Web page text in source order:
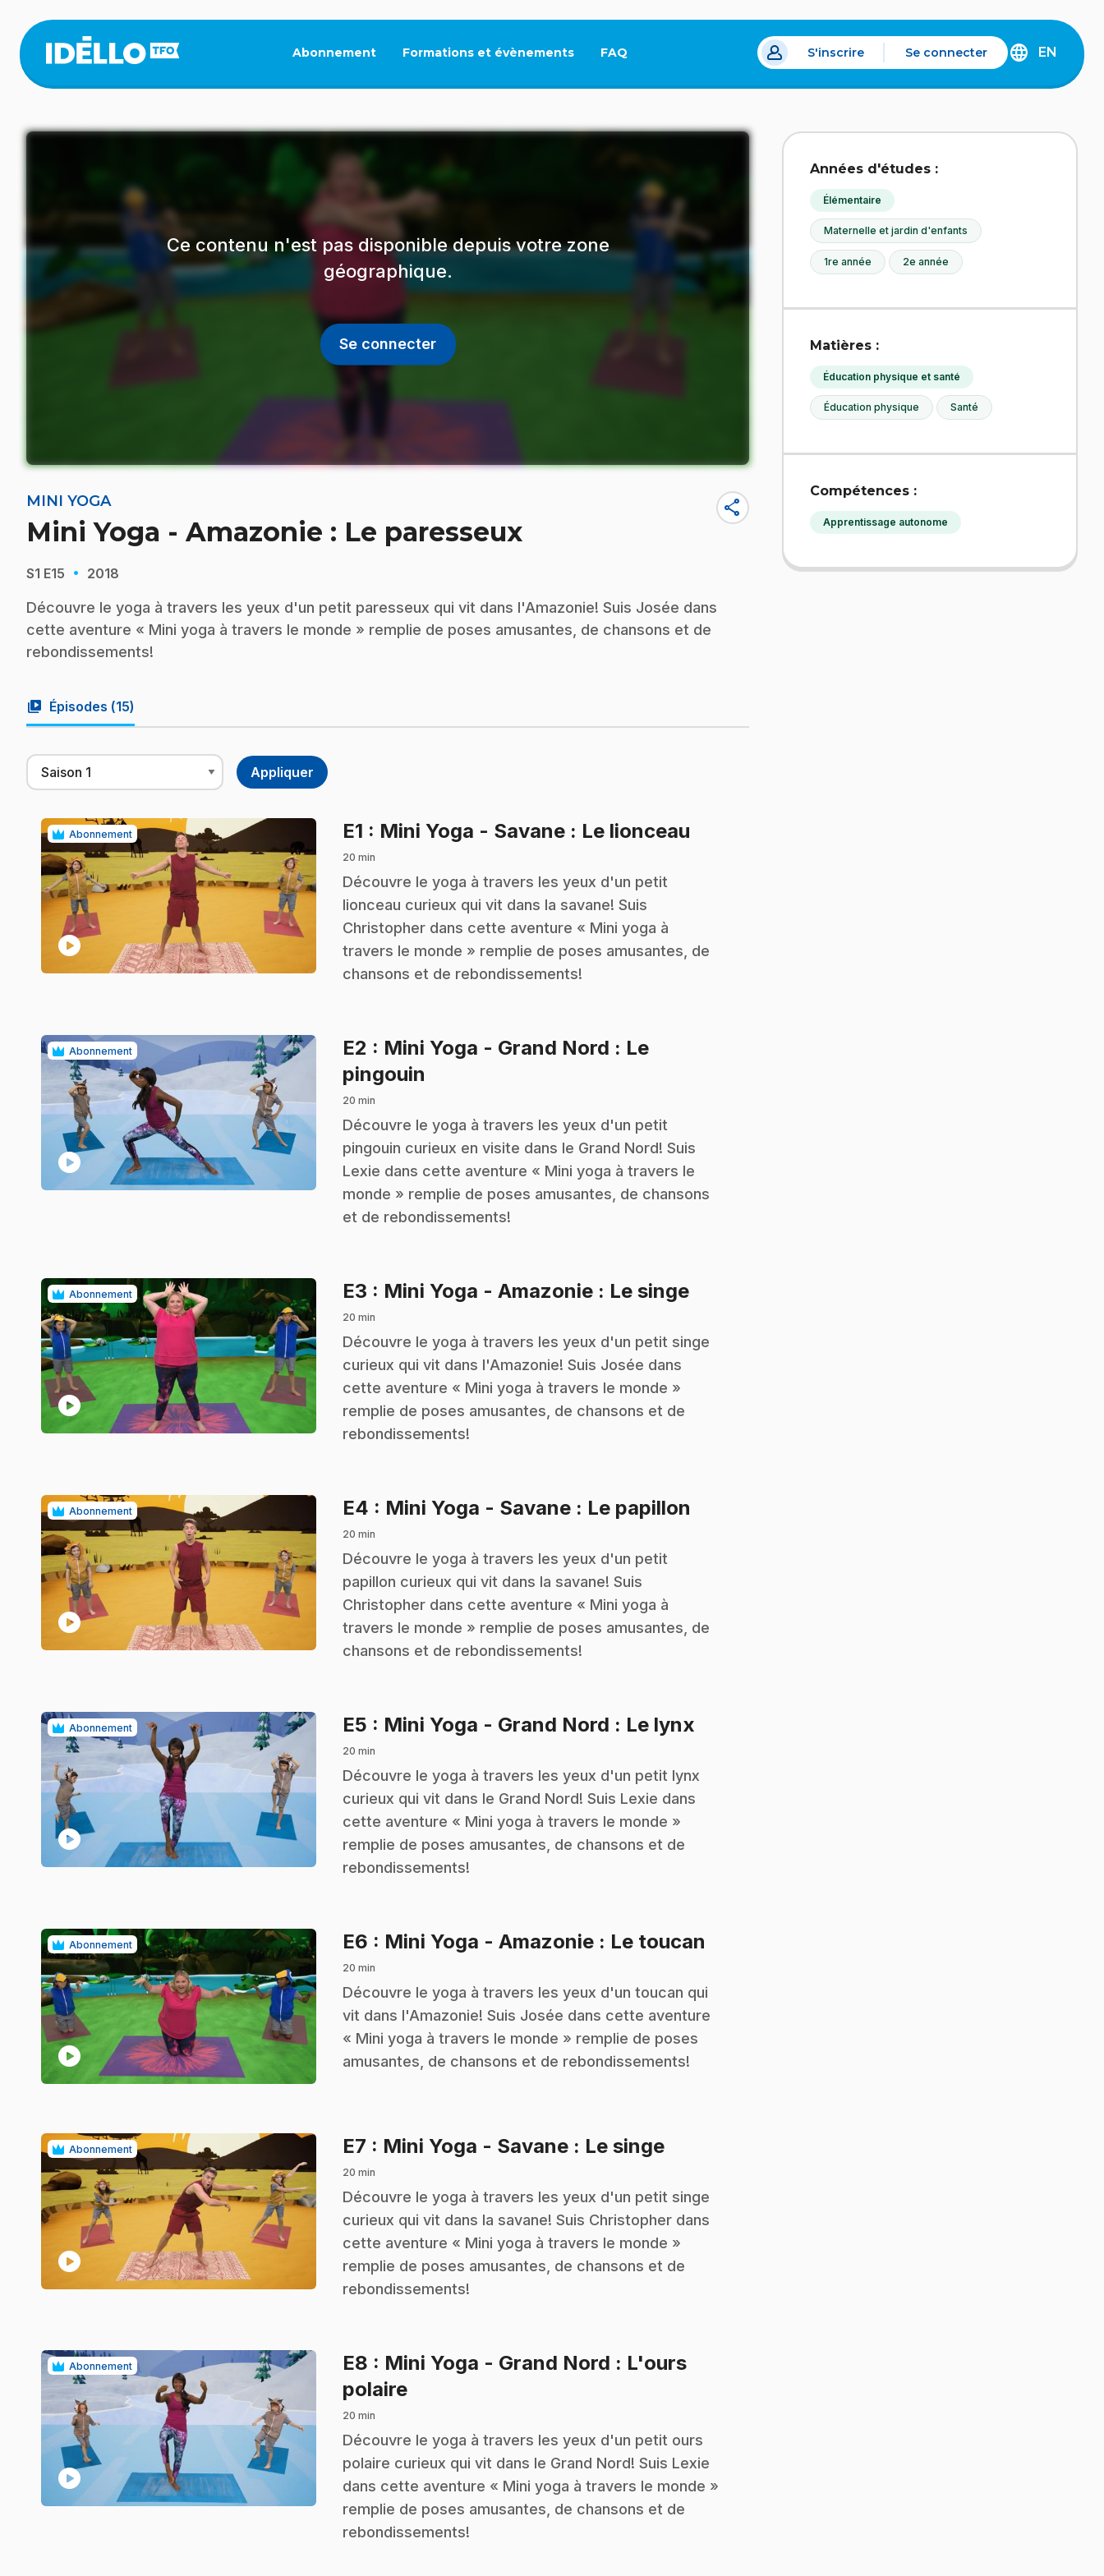
contenu
principal
Abonnement Formations et évènements FAQ
Ce lien s'ouvrira dans un nouvel onglet.
S'inscrire Se connecter
DISCOVER
EN
Ce contenu n'est pas disponible depuis votre zone
géographique.
Se connecter
MINI YOGA
Mini Yoga - Amazonie : Le paresseux
share
S1 E15 · 2018
Découvre le yoga à travers les yeux d'un petit paresseux qui vit dans l'Amazonie! Suis Josée dans
cette aventure « Mini yoga à travers le monde » remplie de poses amusantes, de chansons et de
rebondissements!
video_library Épisodes (15)
Abonnement
play_circle
E1 : Mini Yoga - Savane : Le lionceau
20 min
.Découvre le yoga à travers les yeux d'un petit
lionceau curieux qui vit dans la savane! Suis
Christopher dans cette aventure « Mini yoga à
travers le monde » remplie de poses amusantes, de
chansons et de rebondissements!
Abonnement
play_circle
E2 : Mini Yoga - Grand Nord : Le
pingouin
20 min
.Découvre le yoga à travers les yeux d'un petit
pingouin curieux en visite dans le Grand Nord! Suis
Lexie dans cette aventure « Mini yoga à travers le
monde » remplie de poses amusantes, de chansons
et de rebondissements!
Abonnement
play_circle
E3 : Mini Yoga - Amazonie : Le singe.
20 min
.Découvre le yoga à travers les yeux d'un petit singe
curieux qui vit dans l'Amazonie! Suis Josée dans
cette aventure « Mini yoga à travers le monde »
remplie de poses amusantes, de chansons et de
rebondissements!
Abonnement
play_circle
E4 : Mini Yoga - Savane : Le papillon
20 min
.Découvre le yoga à travers les yeux d'un petit
papillon curieux qui vit dans la savane! Suis
Christopher dans cette aventure « Mini yoga à
travers le monde » remplie de poses amusantes, de
chansons et de rebondissements!
Abonnement
play_circle
E5 : Mini Yoga - Grand Nord : Le lynx
20 min
.Découvre le yoga à travers les yeux d'un petit lynx
curieux qui vit dans le Grand Nord! Suis Lexie dans
cette aventure « Mini yoga à travers le monde »
remplie de poses amusantes, de chansons et de
rebondissements!
Abonnement
play_circle
E6 : Mini Yoga - Amazonie : Le toucan
20 min
.Découvre le yoga à travers les yeux d'un toucan qui
vit dans l'Amazonie! Suis Josée dans cette aventure
« Mini yoga à travers le monde » remplie de poses
amusantes, de chansons et de rebondissements!
Abonnement
play_circle
E7 : Mini Yoga - Savane : Le singe.
20 min
.Découvre le yoga à travers les yeux d'un petit singe
curieux qui vit dans la savane! Suis Christopher dans
cette aventure « Mini yoga à travers le monde »
remplie de poses amusantes, de chansons et de
rebondissements!
Abonnement
play_circle
E8 : Mini Yoga - Grand Nord : L'ours
polaire.
20 min
.Découvre le yoga à travers les yeux d'un petit ours
polaire curieux qui vit dans le Grand Nord! Suis Lexie
dans cette aventure « Mini yoga à travers le monde »
remplie de poses amusantes, de chansons et de
rebondissements!
Années d'études :
Élémentaire
Maternelle et jardin d'enfants
1re année 2e année
Matières :
Éducation physique et santé
Éducation physique Santé
Compétences :
Apprentissage autonome